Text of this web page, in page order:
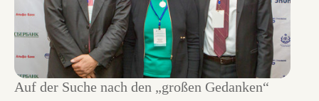
Auf der Suche nach den „großen Gedanken“